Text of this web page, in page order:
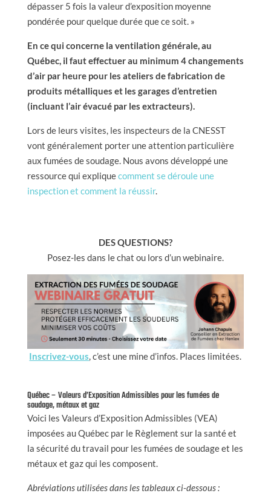
dépasser 5 fois la valeur d’exposition moyenne
pondérée pour quelque durée que ce soit. »
En ce qui concerne la ventilation générale, au
Québec, il faut effectuer au minimum 4 changements
d’air par heure pour les ateliers de fabrication de
produits métalliques et les garages d’entretien
(incluant l’air évacué par les extracteurs).
Lors de leurs visites, les inspecteurs de la CNESST
vont généralement porter une attention particulière
aux fumées de soudage. Nous avons développé une
ressource qui expliquecomment se déroule une
inspection et comment la réussir.
DES QUESTIONS?
Posez-les dans le chat ou lors d’un webinaire.
Inscrivez-vous, c’est une mine d’infos. Places limitées.
Québec – Valeurs d’Exposition Admissibles pour les fumées de
soudage, métaux et gaz
Voici les Valeurs d’Exposition Admissibles (VEA)
imposées au Québec par le Règlement sur la santé et
la sécurité du travail pour les fumées de soudage et les
métaux et gaz qui les composent.
Abréviations utilisées dans les tableaux ci-dessous :